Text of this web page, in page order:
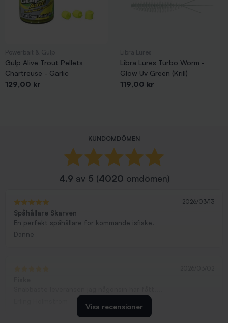
Gulp Alive Trout Pellets
Chartreuse - Garlic
Pris
129,00 kr
Libra Lures Turbo Worm -
Glow Uv Green (Krill)
Pris
119,00 kr
KUNDOMDÖMEN
4.9 av 5 (4020 omdömen)
2026/03/13
Spåhållare Skarven
En perfekt spåhållare för kommande isfiske.
Danne
Visa recensioner